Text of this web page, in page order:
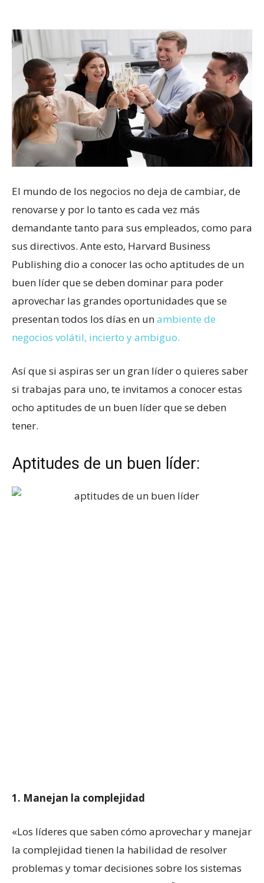
El mundo de los negocios no deja de cambiar, de
renovarse y por lo tanto es cada vez más
demandante tanto para sus empleados, como para
sus directivos. Ante esto, Harvard Business
Publishing dio a conocer las ocho aptitudes de un
buen líder que se deben dominar para poder
aprovechar las grandes oportunidades que se
presentan todos los días en unambiente de
negocios volátil, incierto y ambiguo.
Así que si aspiras ser un gran líder o quieres saber
si trabajas para uno, te invitamos a conocer estas
ocho aptitudes de un buen líder que se deben
tener.
Aptitudes de un buen líder:
1. Manejan la complejidad
«Los líderes que saben cómo aprovechar y manejar
la complejidad tienen la habilidad de resolver
problemas y tomar decisiones sobre los sistemas